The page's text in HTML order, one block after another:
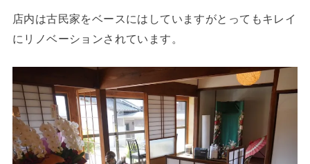
店内は古民家をベースにはしていますがとってもキレイ
にリノベーションされています。